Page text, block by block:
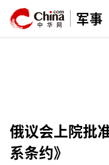
军事
俄议会上院批
系条约》